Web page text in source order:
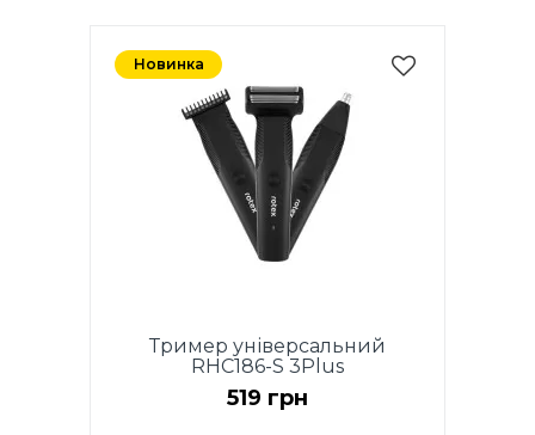
Новинка
Тример універсальний
RHC186-S 3Plus
519 грн